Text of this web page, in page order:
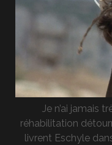
Je n’ai jamais
réhabilitation
livrent Eschyle